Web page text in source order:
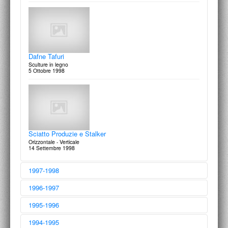
Carlo Lococo
Una casa con gli artisti: Roberto Almagno, Maria Dompè, Eliseo
Dafne Tafuri
Sculture in legno
5 Ottobre 1998
Sciatto Produzie e Stalker
Orizzontale - Verticale
14 Settembre 1998
1997-1998
1996-1997
1995-1996
1994-1995